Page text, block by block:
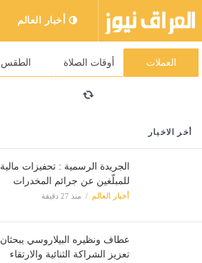
أخبار العالم
العملات أوقات الصلاة الطقس
أخر الاخبار
الجريدة الرسمية : تحفيزات مالية
للمبلّغين عن جرائم المخدرات
أخبار العالم منذ 27 دقيقة
عطاف ونظيره البيلاروسي يبحثان
تعزيز الشراكة الثنائية والارتقاء